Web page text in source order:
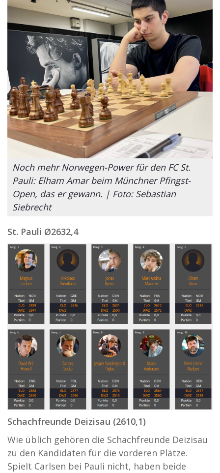
Noch mehr Norwegen-Power für den FC St.
Pauli: Elham Amar beim Münchner Pfingst-
Open, das er gewann. | Foto: Sebastian
Siebrecht
St. Pauli Ø2632,4
Schachfreunde Deizisau (2610,1)
Wie üblich gehören die Schachfreunde Deizisau
zu den Kandidaten für die vorderen Plätze.
Spielt Carlsen bei Pauli nicht, haben beide